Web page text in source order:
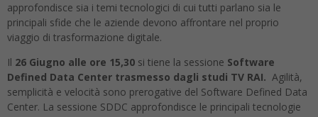
approfondisce sia i temi tecnologici di cui tutti parlano sia le
principali sfide che le aziende devono affrontare nel proprio
viaggio di trasformazione digitale.
Il 26 Giugno alle ore 15,30 si tiene la sessione Software
Defined Data Center trasmesso dagli studi TV RAI. Agilità,
semplicità e velocità sono prerogative del Software Defined Data
Center. La sessione SDDC approfondisce le principali tecnologie